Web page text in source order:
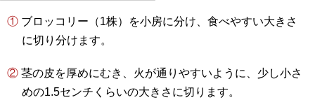
① ブロッコリー（1株）を小房に分け、食べやすい大きさ
に切り分けます。
② 茎の皮を厚めにむき、火が通りやすいように、少し小さ
めの1.5センチくらいの大きさに切ります。